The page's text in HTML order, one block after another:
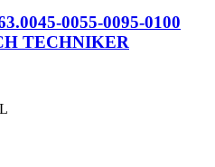
0055-0095-0100
TECHNIKER